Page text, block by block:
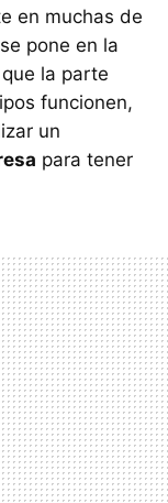
en muchas de
pone en la
la parte
funcionen,
un
para tener